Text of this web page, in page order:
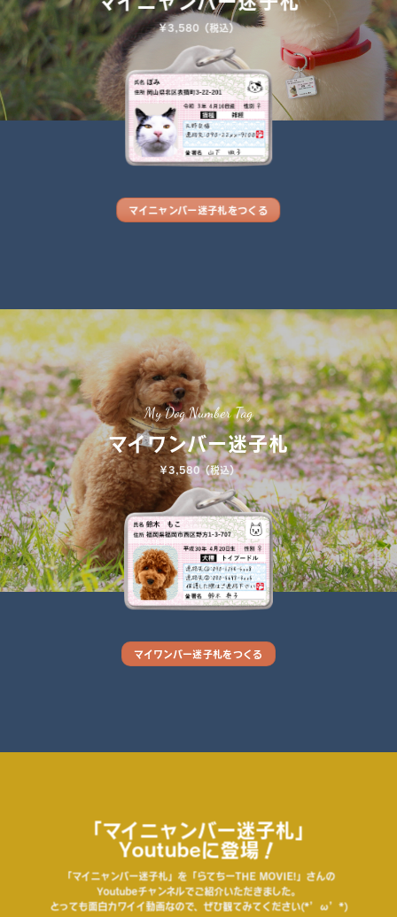
￥3,580（税込）
マイニャンバー迷子札をつくる
My Dog Number Tag
マイワンバー迷子札
￥3,580（税込）
マイワンバー迷子札をつくる
「マイニャンバー迷子札」
Youtubeに登場！
「マイニャンバー迷子札」を「らてちーTHE MOVIE!」さんの
Youtubeチャンネルでご紹介いただきました。
とっても面白カワイイ動画なので、ぜひ観てみてください(*’ω’*)